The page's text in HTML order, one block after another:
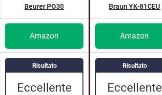
Risultato
Eccellente
Beurer PO30
Amazon
Risultato
Eccellente
Braun YK-81CEU
Amazon